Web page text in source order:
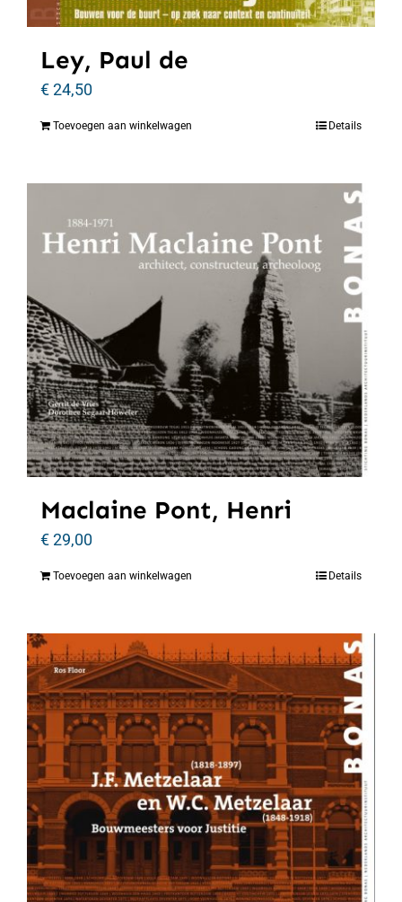
Ley, Paul de
€24,50
Toevoegen aan winkelwagen Details
Maclaine Pont, Henri
€29,00
Toevoegen aan winkelwagen Details